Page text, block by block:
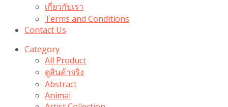
เกี่ยวกับเรา
Terms and Conditions
Contact Us
Category
All Product
ดูสินค้าจริง
Abstract
Animal